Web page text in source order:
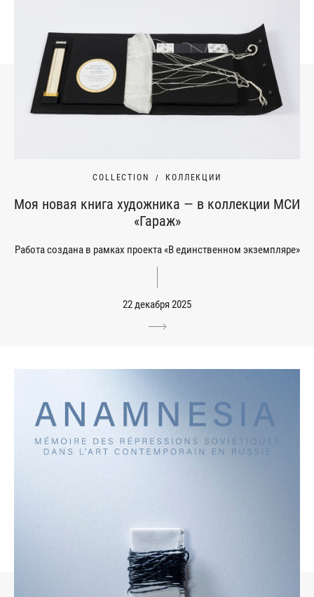
COLLECTION КОЛЛЕКЦИИ
Моя новая книга художника — в коллекции МСИ
«Гараж»
Работа создана в рамках проекта «В единственном экземпляре»
22 декабря 2025